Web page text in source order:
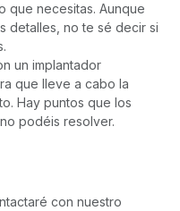
que necesitas. Aunque
detalles, no te sé decir si
un implantador
que lleve a cabo la
Hay puntos que los
podéis resolver.
con nuestro